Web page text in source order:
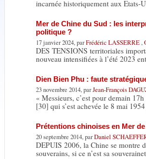
incarnée historiquement aux
Mer de Chine du Sud : les
politique ?
17 janvier 2024, parFrédéric LASSERRE,
DES TENSIONS territoriales
nouveau intensifiées à l’été 2023
Dien Bien Phu : faute
23 novembre 2014, parJean-François
« Messieurs, c’est pour demain
[30] qui s’est achevée le 8 mai
Prétentions chinoises en Mer
20 septembre 2014, parDaniel
DEPUIS 2006, la Chine se montre
souverains, si ce n’est sa